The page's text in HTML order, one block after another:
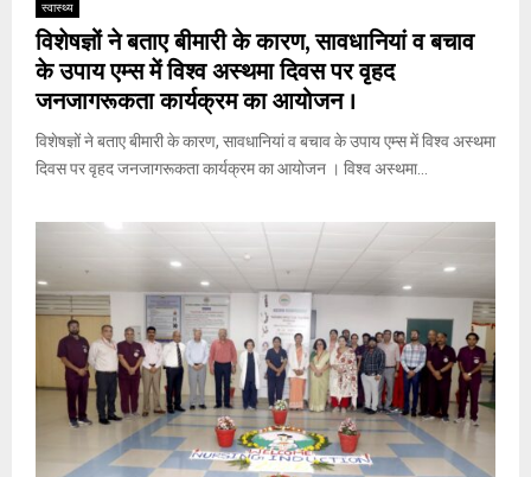
स्वास्थ्य
विशेषज्ञों ने बताए बीमारी के कारण, सावधानियां व बचाव
के उपाय एम्स में विश्व अस्थमा दिवस पर वृहद
जनजागरूकता कार्यक्रम का आयोजन ।
विशेषज्ञों ने बताए बीमारी के कारण, सावधानियां व बचाव के उपाय एम्स में विश्व अस्थमा
दिवस पर वृहद जनजागरूकता कार्यक्रम का आयोजन । विश्व अस्थमा...